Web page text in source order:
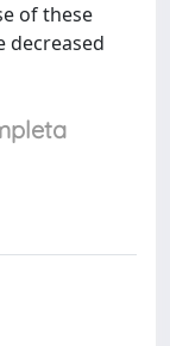
of these
decreased